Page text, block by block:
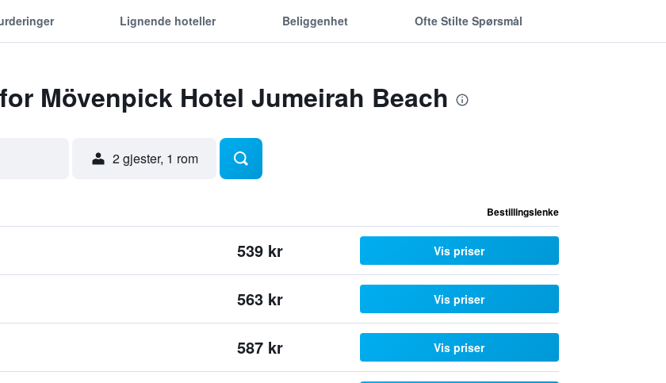
Lignende hoteller Beliggenhet Ofte Stilte Spørsmål
Mövenpick Hotel Jumeirah Beach
2 gjester, 1 rom
Bestillingslenke
539 kr Vis priser
563 kr Vis priser
587 kr Vis priser